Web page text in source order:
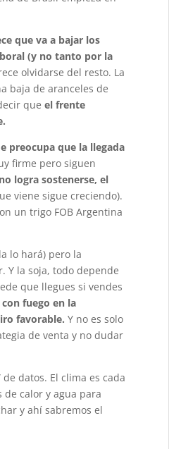
que va a bajar los
(y no tanto por la
olvidarse del resto. La
baja de aranceles de
queel frente
preocupa que la llegada
firme pero siguen
logra sostenerse, el
viene sigue creciendo).
un trigo FOB Argentina
lo hará) pero la
Y la soja, todo depende
que llegues si vendes
fuego en la
favorable. Y no es solo
de venta y no dudar
datos. El clima es cada
calor y agua para
y ahí sabremos el